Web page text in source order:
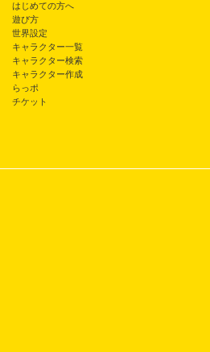
はじめての方へ
遊び方
世界設定
キャラクター一覧
キャラクター検索
キャラクター作成
らっポ
チケット